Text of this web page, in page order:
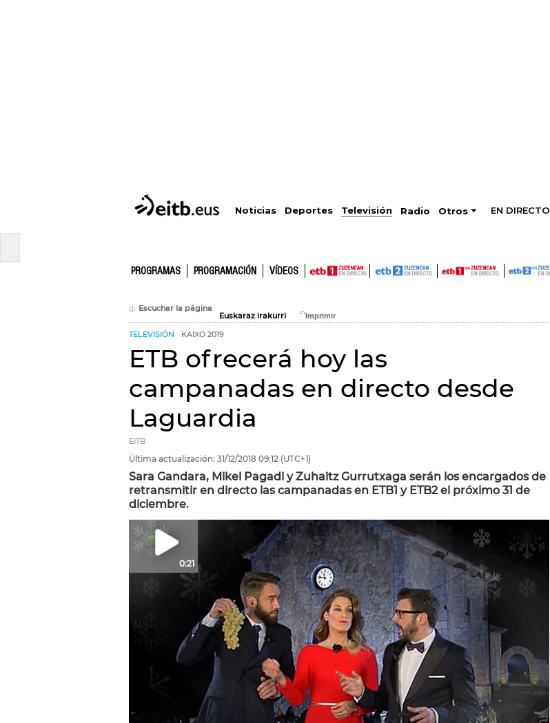
Noticias Deportes Televisión Radio Otros EN DIRECTO
PROGRAMAS PROGRAMACIÓN VÍDEOS
Escuchar la página
Euskaraz irakurri
TELEVISIÓN KAIXO 2019
ETB ofrecerá hoy las
campanadas en directo desde
Laguardia
EITB
Última actualización: 31/12/2018 09:12 (UTC+1)
Sara Gandara, Mikel Pagadi y Zuhaitz Gurrutxaga serán los encargados de
retransmitir en directo las campanadas en ETB1 y ETB2 el próximo 31 de
diciembre.
0:21